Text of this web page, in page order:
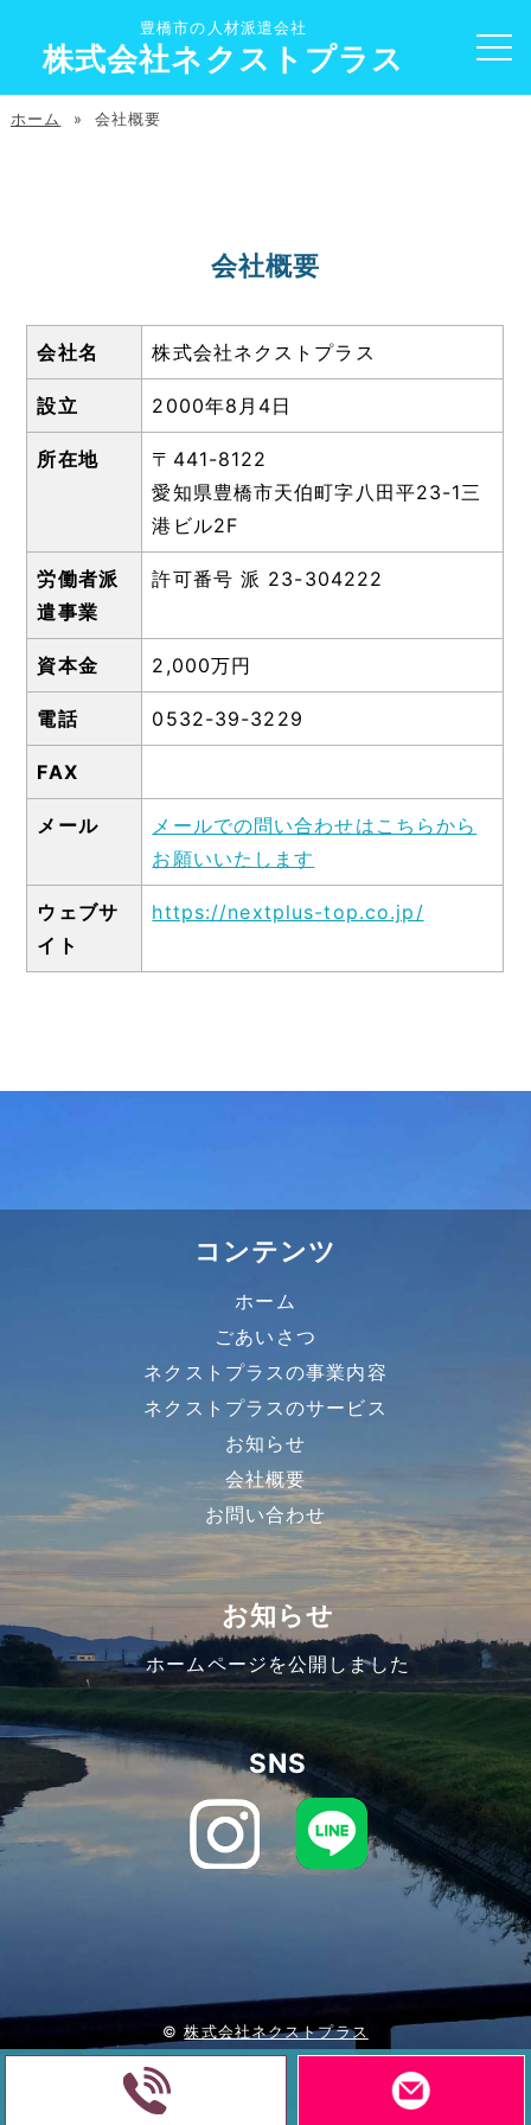
豊橋市の人材派遣会社
株式会社ネクストプラス
ホーム » 会社概要
会社概要
会社名 株式会社ネクストプラス
設立 2000年8月4日
所在地
〒441-8122
愛知県豊橋市天伯町字八田平23-1三
港ビル2F
労働者派
遣事業
許可番号 派 23-304222
資本金 2,000万円
電話 0532-39-3229
FAX
メール
メールでの問い合わせはこちらから
お願いいたします
ウェブサ
イト
https://nextplus-top.co.jp/
コンテンツ
ホーム
ごあいさつ
ネクストプラスの事業内容
ネクストプラスのサービス
お知らせ
会社概要
お問い合わせ
お知らせ
ホームページを公開しました
SNS
©株式会社ネクストプラス
Powered by wdcro.com
0532-39-3229